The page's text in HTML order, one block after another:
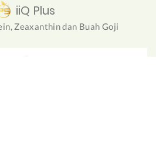
iiQ Plus
Zeaxanthin dan Buah Goji